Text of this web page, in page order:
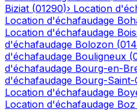
Biziat (01290)› Location
Location d'échafaudage
Location d'échafaudage
d'échafaudage Bolozon (
d'échafaudage Bouligneux (
d'échafaudage Bourg-en-
d'échafaudage Bourg-
Location d'échafaudage
Location d'échafaudage Boz